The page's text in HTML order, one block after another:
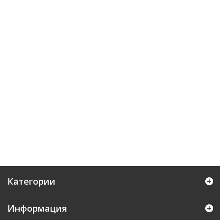
Категории
Информация